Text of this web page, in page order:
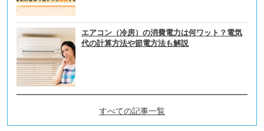
エアコン（冷房）の消費電力は何ワット？電気
代の計算方法や節電方法も解説
すべての記事一覧